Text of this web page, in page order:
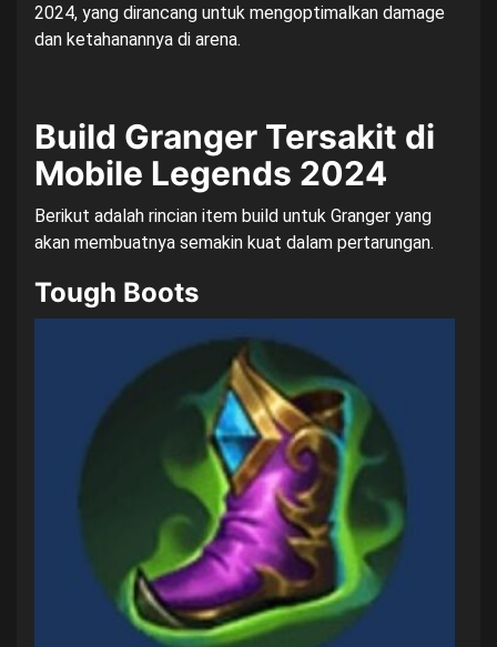
2024, yang dirancang untuk mengoptimalkan damage
dan ketahanannya di arena.
Build Granger Tersakit di
Mobile Legends 2024
Berikut adalah rincian item build untuk Granger yang
akan membuatnya semakin kuat dalam pertarungan.
Tough Boots